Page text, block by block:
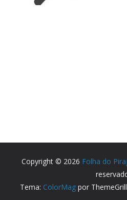
Copyright © 2026 Folha do
Tema: ColorMagpor